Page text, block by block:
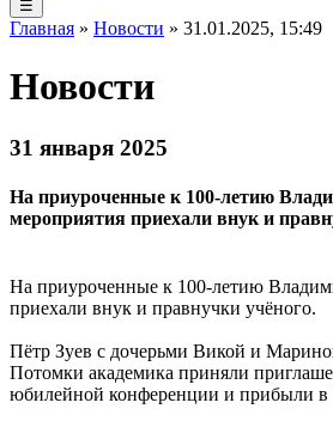
☰
Главная » Новости » 31.01.2025, 15:49
Новости
31 января 2025
На приуроченные к 100-летию
мероприятия приехали внук и
На приуроченные к 100-летию
приехали внук и правнучки учёного.
Пётр Зуев с дочерьми Викой и
Потомки академика приняли
юбилейной конференции и прибыли в